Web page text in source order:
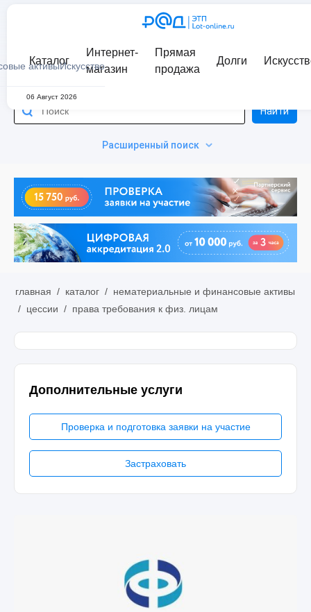
активыИскусство
Каталог
Интернет-
магазин
Прямая
продажа
Долги
06 Август 2026
Расширенный поиск
Найти
главная / каталог / нематериальные и финансовые активы
/ цессии / права требования к физ. лицам
Дополнительные услуги
Проверка и подготовка заявки на участие
Застраховать